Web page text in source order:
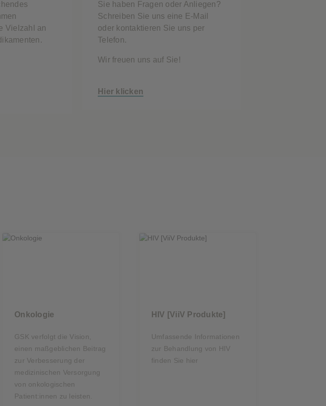
Vielzahl an
Sie haben Fragen oder Anliegen?
Schreiben Sie uns eine E-Mail
oder kontaktieren Sie uns per
Telefon.
Wir freuen uns auf Sie!
Hier klicken
Onkologie
GSK verfolgt die Vision,
einen maßgeblichen Beitrag
zur Verbesserung der
medizinischen Versorgung
von onkologischen
Patient:innen zu leisten.
HIV [ViiV Produkte]
Umfassende Informationen
zur Behandlung von HIV
finden Sie hier